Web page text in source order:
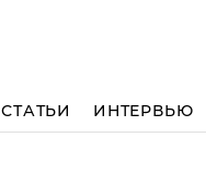
СТАТЬИ ИНТЕРВЬЮ